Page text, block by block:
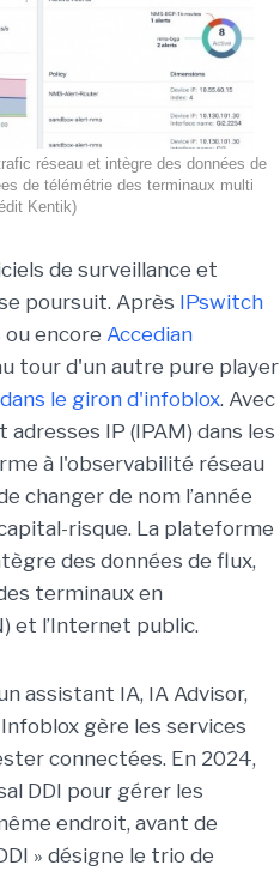
réseau et intègre des données de
de télémétrie des terminaux multi
Kentik)
de surveillance et
poursuit. Après IPswitch
ou encore Accedian
tour d'un autre pure player
le giron d'infoblox. Avec
IP (IPAM) dans les
à l'observabilité réseau
changer de nom l’année
risque. La plateforme
des données de flux,
terminaux en
et l’Internet public.
assistant IA, IA Advisor,
gère les services
connectées. En 2024,
DDI pour gérer les
endroit, avant de
» désigne le trio de